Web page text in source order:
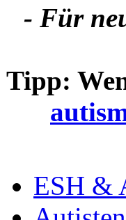
- Für
Tipp:
ESH &